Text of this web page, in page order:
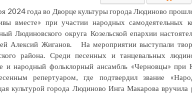
2024 года во Дворце культуры города Людиново
вместе» при участии народных самодеятельных
Людиновского округа Козельской епархии
Алексий Жиганов. На мероприятии выступали
района. Среди песенных и танцевальных
и народный фольклорный ансамбль «Черновцы» при
репертуаром, где подтвердил звание
культурой города Людиново Инга Макарова вручила